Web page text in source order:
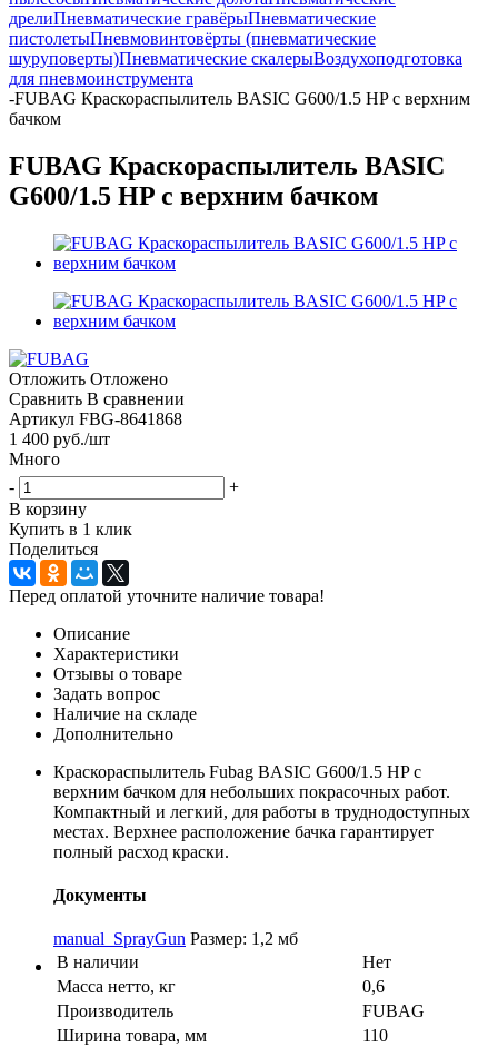
дрелиПневматические гравёрыПневматические
пистолетыПневмовинтовёрты (пневматические
шуруповерты)Пневматические скалерыВоздухоподготовка
для пневмоинструмента
-FUBAG Краскораспылитель BASIC G600/1.5 HP с верхним
бачком
FUBAG Краскораспылитель BASIC
G600/1.5 HP с верхним бачком
Отложить Отложено
Сравнить В сравнении
Артикул FBG-8641868
1 400 руб./шт
Много
-
+
В корзину
Купить в 1 клик
Поделиться
Перед оплатой уточните наличие товара!
Описание
Характеристики
Отзывы о товаре
Задать вопрос
Наличие на складе
Дополнительно
Краскораспылитель Fubag BASIC G600/1.5 HP c
верхним бачком для небольших покрасочных работ.
Компактный и легкий, для работы в труднодоступных
местах. Верхнее расположение бачка гарантирует
полный расход краски.
Документы
manual_SprayGun Размер: 1,2 мб
В наличии
Нет
Масса нетто, кг
0,6
Производитель
FUBAG
Ширина товара, мм
110